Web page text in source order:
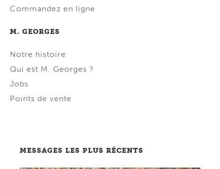
Commandez en ligne
M. GEORGES
Notre histoire
Qui est M. Georges ?
Jobs
Points de vente
MESSAGES LES PLUS RÉCENTS